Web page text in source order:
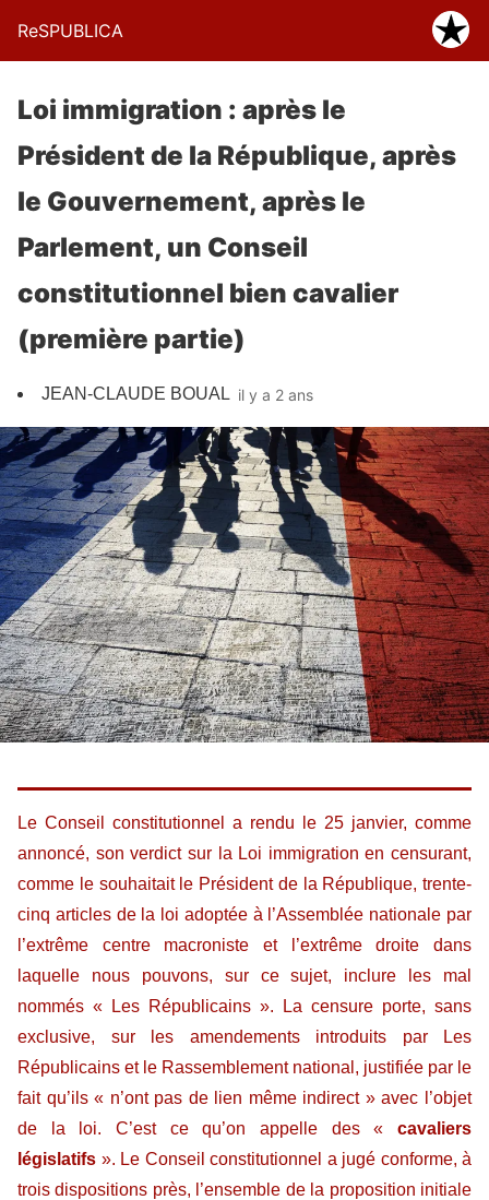
ReSPUBLICA
Loi immigration : après le
Président de la République, après
le Gouvernement, après le
Parlement, un Conseil
constitutionnel bien cavalier
(première partie)
JEAN-CLAUDE BOUAL il y a 2 ans
Le Conseil constitutionnel a rendu le 25 janvier, comme
annoncé, son verdict sur la Loi immigration en censurant,
comme le souhaitait le Président de la République, trente-
cinq articles de la loi adoptée à l’Assemblée nationale par
l’extrême centre macroniste et l’extrême droite dans
laquelle nous pouvons, sur ce sujet, inclure les mal
nommés « Les Républicains ». La censure porte, sans
exclusive, sur les amendements introduits par Les
Républicains et le Rassemblement national, justifiée par le
fait qu’ils « n’ont pas de lien même indirect » avec l’objet
de la loi. C’est ce qu’on appelle des « cavaliers
législatifs ». Le Conseil constitutionnel a jugé conforme, à
trois dispositions près, l’ensemble de la proposition initiale